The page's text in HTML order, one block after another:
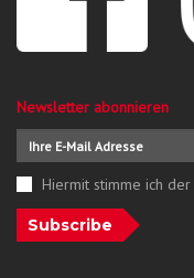
Newsletter abonnieren
Hiermit stimme ich der
Subscribe